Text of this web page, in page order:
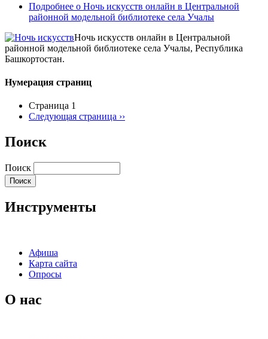
Подробнее о Ночь искусств онлайн в Центральной
районной модельной библиотеке села Учалы
Ночь искусств онлайн в Центральной
районной модельной библиотеке села Учалы, Республика
Башкортостан.
Нумерация страниц
Страница 1
Следующая страница ››
Поиск
Поиск
Инструменты
Афиша
Карта сайта
Опросы
О нас